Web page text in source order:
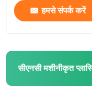
हमसे संपर्क करें
सीएनसी मशीनीकृत